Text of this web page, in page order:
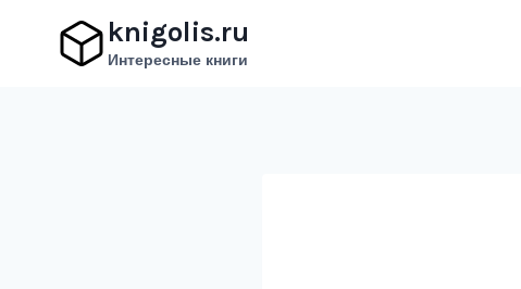
содержимому
knigolis.ru
Интересные книги